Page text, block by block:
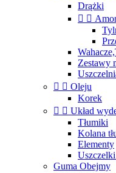
Drążki
 
Zestawy
  Oleju
Korek
  Układ
Tłumiki
Kolana
Elementy
Guma Obejmy